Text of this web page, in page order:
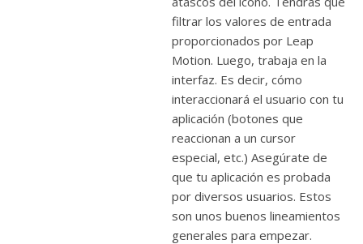
filtrar los valores de entrada
proporcionados por Leap
Motion. Luego, trabaja en la
interfaz. Es decir, cómo
interaccionará el usuario con tu
aplicación (botones que
reaccionan a un cursor
especial, etc.) Asegúrate de
que tu aplicación es probada
por diversos usuarios. Estos
son unos buenos lineamientos
generales para empezar.